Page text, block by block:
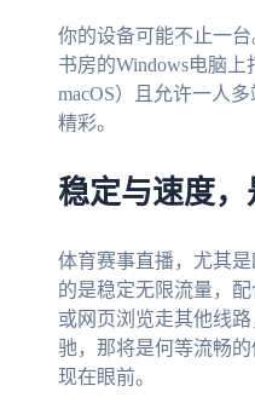
你的设备可能不止一
书房的Windows电脑上
macOS）且允许一人
精彩。
稳定与速度
体育赛事直播，尤其
的是稳定无限流量，
或网页浏览走其他线
驰，那将是何等流畅
现在眼前。